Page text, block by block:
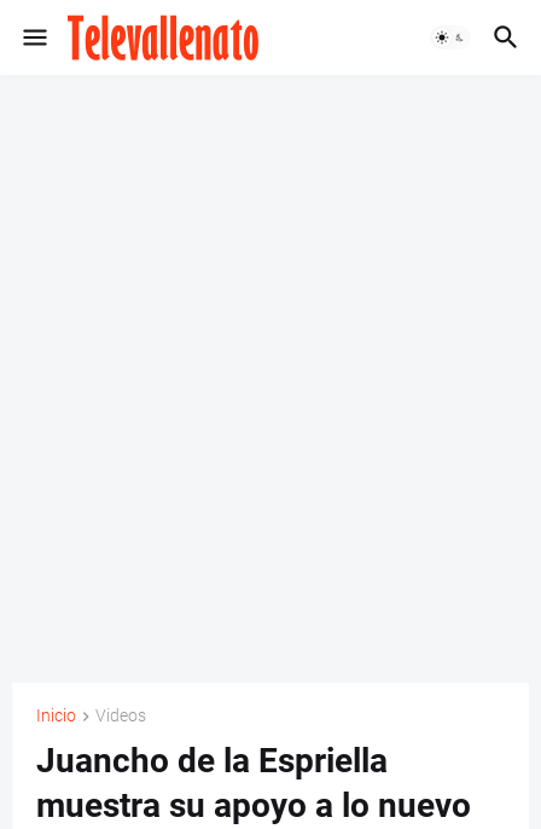
Inicio Videos
Juancho de la Espriella
muestra su apoyo a lo nuevo